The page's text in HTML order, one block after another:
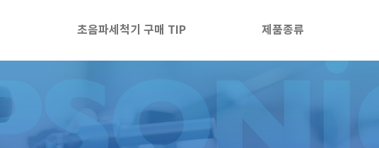
초음파세척기 구매 TIP 제품종류